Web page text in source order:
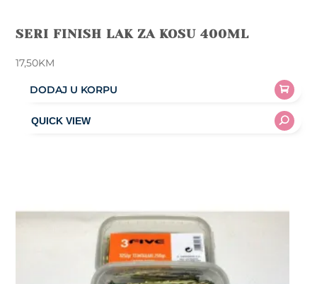
SERI FINISH LAK ZA KOSU 400ML
17,50KM
DODAJ U KORPU